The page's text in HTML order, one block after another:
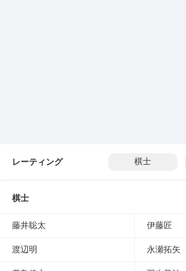
レーティング 棋士
棋士
藤井聡太 伊藤匠
渡辺明 永瀬拓矢